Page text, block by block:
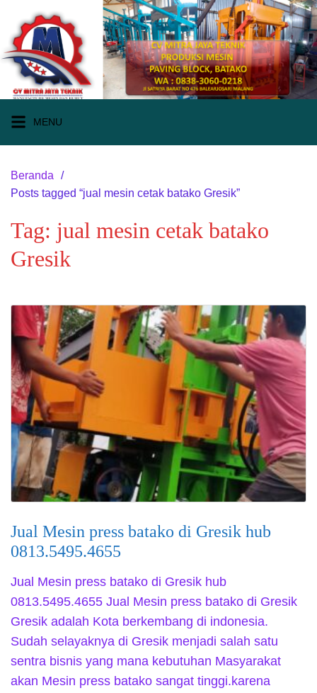
konten
MENU
Beranda
Posts tagged “jual mesin cetak batako Gresik”
Tag: jual mesin cetak batako
Gresik
Jual Mesin press batako di Gresik hub
0813.5495.4655
Jual Mesin press batako di Gresik hub
0813.5495.4655 Jual Mesin press batako di Gresik
Gresik adalah Kota berkembang di indonesia.
Sudah selayaknya di Gresik menjadi salah satu
sentra bisnis yang mana kebutuhan Masyarakat
akan Mesin press batako sangat tinggi.karena